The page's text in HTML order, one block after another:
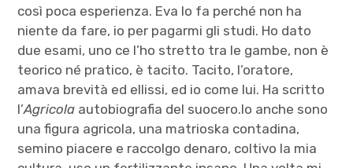
così poca esperienza. Eva lo fa perché non ha
niente da fare, io per pagarmi gli studi. Ho dato
due esami, uno ce l’ho stretto tra le gambe, non è
teorico né pratico, è tacito. Tacito, l’oratore,
amava brevità ed ellissi, ed io come lui. Ha scritto
l’Agricola autobiografia del suocero.Io anche sono
una figura agricola, una matrioska contadina,
semino piacere e raccolgo denaro, coltivo la mia